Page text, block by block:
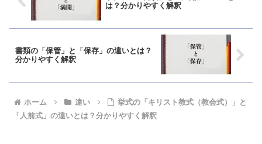
は？分かりやすく解釈
書類の「保管」と「保存」の違いとは？
分かりやすく解釈
ホーム 違い
挙式の「キリスト教式（教会式）」と
「人前式」の違いとは？分かりやすく解釈